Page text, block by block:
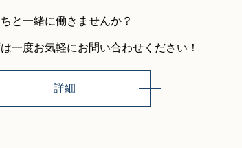
と一緒に働きませんか？
一度お気軽にお問い合わせください！
詳細